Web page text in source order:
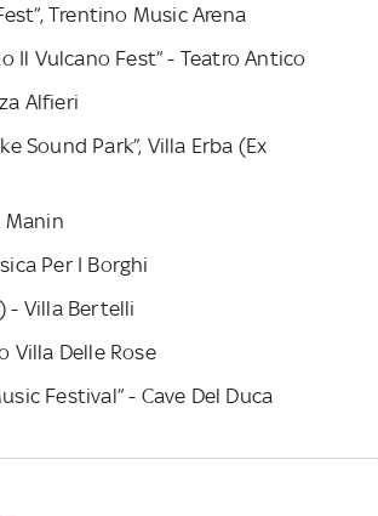
Trentino Music Arena
Il Vulcano Fest” - Teatro Antico
Alfieri
Sound Park”, Villa Erba (Ex
Manin
Per I Borghi
- Villa Bertelli
Villa Delle Rose
Festival” - Cave Del Duca